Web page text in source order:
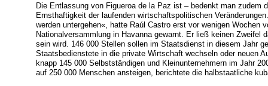
Die Entlassung von Figueroa de la Paz ist – bedenkt man zudem
Ernsthaftigkeit der laufenden wirtschaftspolitischen
werden untergehen«, hatte Raúl Castro erst vor wenigen Wochen
Nationalversammlung in Havanna gewarnt. Er ließ keinen Zweifel
sein wird. 146 000 Stellen sollen im Staatsdienst in diesem Jahr
Staatsbedienstete in die private Wirtschaft wechseln oder neuen
knapp 145 000 Selbstständigen und Kleinunternehmern im Jahr
auf 250 000 Menschen ansteigen, berichtete die halbstaatliche